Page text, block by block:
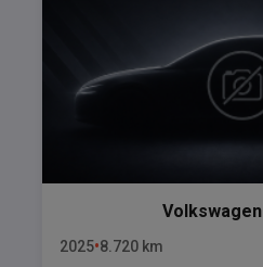
Volkswagen
2025 8.720 km